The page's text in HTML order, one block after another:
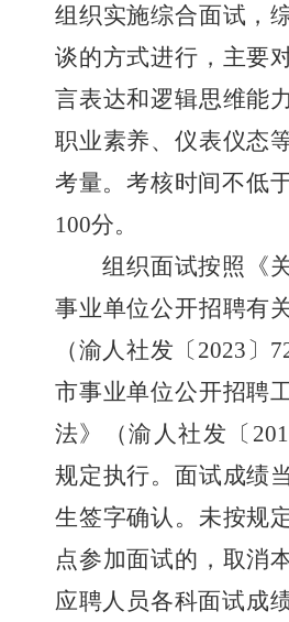
组织实施综合面试 ，
谈的方式进行，主要
言表达和逻辑思维能
职业素养、仪表仪态
考量。考核时间不低
100分。
组织面试按照《
事业单位公开招聘有
（渝人社发〔 2023 〕
市事业单位公开招聘
法》（渝人社发〔
规定执行。面试成绩
生签字确认。未按规
点参加面试的，取消
应聘人员各科面试成